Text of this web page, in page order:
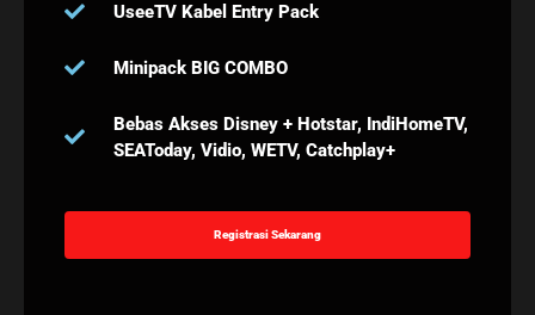
UseeTV Kabel Entry Pack
Minipack BIG COMBO
Bebas Akses Disney + Hotstar, IndiHomeTV,
SEAToday, Vidio, WETV, Catchplay+
Registrasi Sekarang